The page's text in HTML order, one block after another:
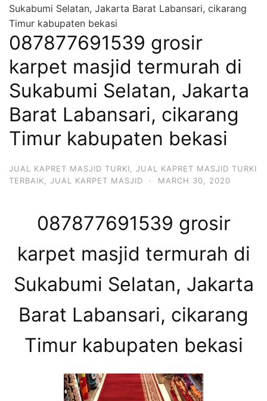
Sukabumi Selatan, Jakarta Barat Labansari, cikarang
Timur kabupaten bekasi
087877691539 grosir
karpet masjid termurah di
Sukabumi Selatan, Jakarta
Barat Labansari, cikarang
Timur kabupaten bekasi
JUAL KAPRET MASJID TURKI
JUAL KAPRET MASJID TURKI
TERBAIK
JUAL KARPET MASJID · MARCH 30, 2020
087877691539 grosir
karpet masjid termurah di
Sukabumi Selatan, Jakarta
Barat Labansari, cikarang
Timur kabupaten bekasi